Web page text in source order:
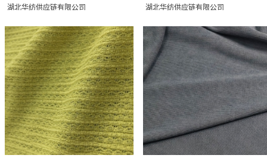
湖北华纺供应链有限公司 湖北华纺供应链有限公司